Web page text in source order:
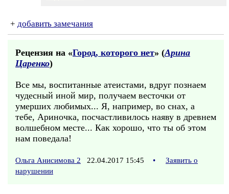
+ добавить замечания
Рецензия на «Город, которого нет» (Арина
Царенко)
Все мы, воспитанные атеистами, вдруг познаем
чудесный иной мир, получаем весточки от
умерших любимых... Я, например, во снах, а
тебе, Ариночка, посчастливилось наяву в древнем
волшебном месте... Как хорошо, что ты об этом
нам поведала!
Ольга Анисимова 2 22.04.2017 15:45 •
Заявить о
нарушении